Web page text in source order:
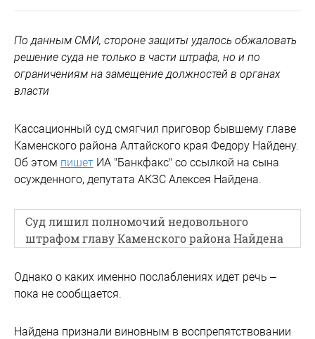
По данным СМИ, стороне защиты удалось обжаловать
решение суда не только в части штрафа, но и по
ограничениям на замещение должностей в органах
власти
Кассационный суд смягчил приговор бывшему главе
Каменского района Алтайского края Федору Найдену.
Об этом пишет ИА "Банкфакс" со ссылкой на сына
осужденного, депутата АКЗС Алексея Найдена.
Суд лишил полномочий недовольного
штрафом главу Каменского района Найдена
Однако о каких именно послаблениях идет речь –
пока не сообщается.
Найдена признали виновным в воспрепятствовании